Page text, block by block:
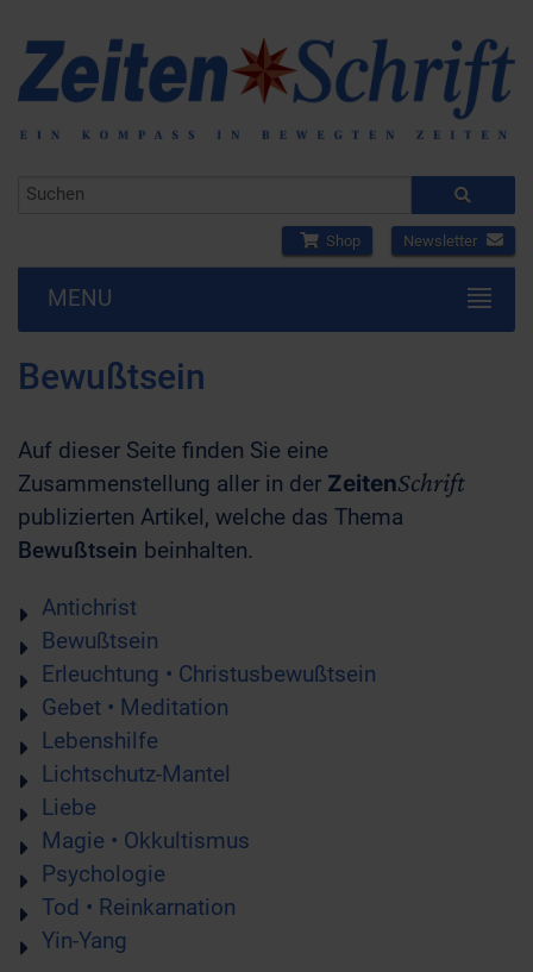
Shop Newsletter
MENU
Bewußtsein
Auf dieser Seite finden Sie eine
Zusammenstellung aller in der ZeitenSchrift
publizierten Artikel, welche das Thema
Bewußtsein beinhalten.
Antichrist
Bewußtsein
Erleuchtung • Christusbewußtsein
Gebet • Meditation
Lebenshilfe
Lichtschutz-Mantel
Liebe
Magie • Okkultismus
Psychologie
Tod • Reinkarnation
Yin-Yang